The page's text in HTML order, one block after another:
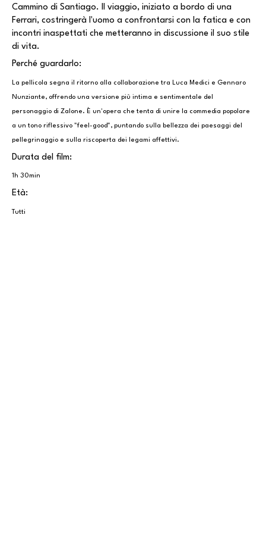
Cammino di Santiago. Il viaggio, iniziato a bordo di una
Ferrari, costringerà l'uomo a confrontarsi con la fatica e con
incontri inaspettati che metteranno in discussione il suo stile
di vita.
Perché guardarlo:
La pellicola segna il ritorno alla collaborazione tra Luca Medici e Gennaro
Nunziante, offrendo una versione più intima e sentimentale del
personaggio di Zalone. È un'opera che tenta di unire la commedia popolare
a un tono riflessivo "feel-good", puntando sulla bellezza dei paesaggi del
pellegrinaggio e sulla riscoperta dei legami affettivi.
Durata del film:
1h 30min
Età:
Tutti